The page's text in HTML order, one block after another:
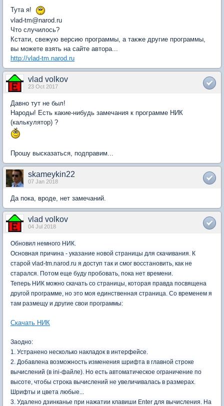
Тута я!
vlad-tm@narod.ru
Что случилось?
Кстати, свежую версию программы, а также другие программы,
вы можете взять на сайте автора...
http://vlad-tm.narod.ru
vlad volkov
23 Oct 2017
Давно тут не был!
Народы! Есть какие-нибудь замечания к программе НИК
(калькулятор) ?
Прошу высказаться, подправим...
skameykin22
07 Jan 2018
Да пока, вроде, нет замечаний.
vlad volkov
04 Jul 2018
Обновил немного НИК.
Основная причина - указание новой страницы для скачивания. К
старой vlad-tm.narod.ru я доступ так и смог восстановить, как не
старался. Потом еще буду пробовать, пока нет времени.
Теперь НИК можно скачать со страницы, которая правда посвящена
другой программе, но это моя единственная страница. Со временем я
там размещу и другие свои программы:
Скачать НИК
Заодно:
1. Устранено несколько накладок в интерфейсе.
2. Добавлена возможность изменения шрифта в главной строке
вычислений (в ini-файле). Но есть автоматическое ограничение по
высоте, чтобы строка вычислений не увеличивалась в размерах.
Шрифты и цвета любые...
3. Удалено дзинканье при нажатии клавиши Enter для вычисления. На